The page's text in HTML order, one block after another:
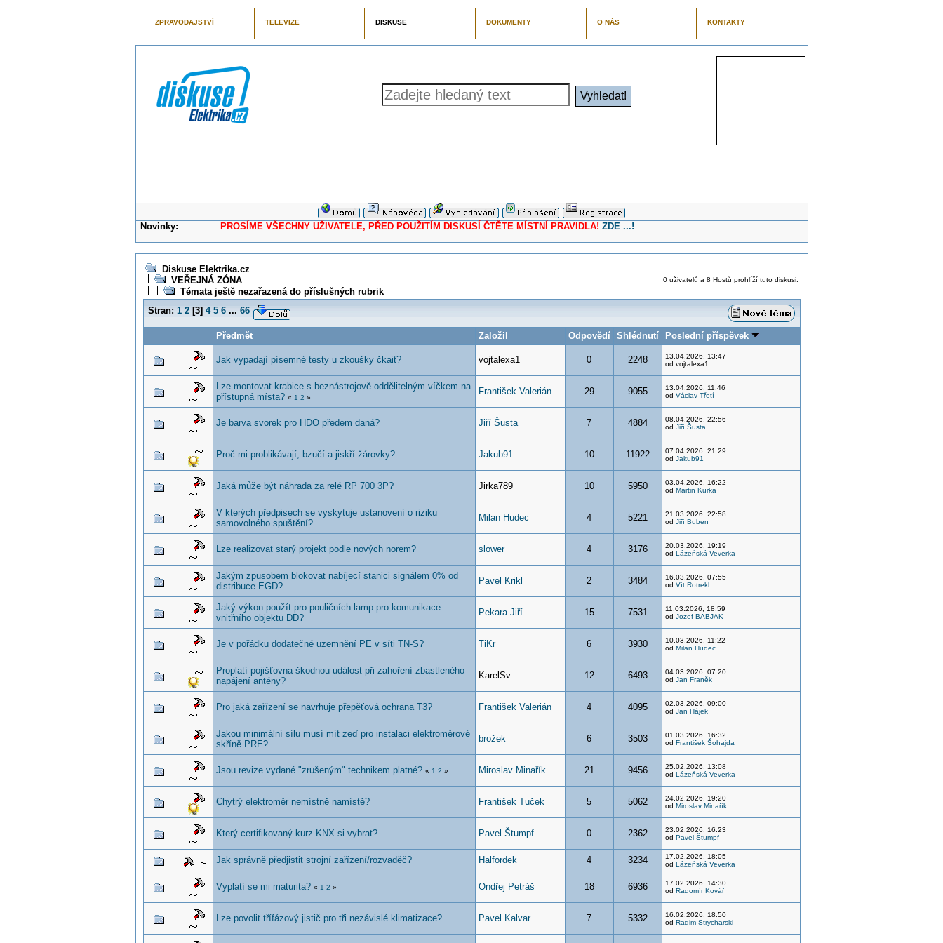
ZPRAVODAJSTVÍ TELEVIZE DISKUSE DOKUMENTY O NÁS KONTAKTY
Novinky: PROSÍME VŠECHNY UŽIVATELE, PŘED POUŽITÍM DISKUSÍ ČTĚTE MÍSTNÍ PRAVIDLA! ZDE ...!
Diskuse Elektrika.cz
VEŘEJNÁ ZÓNA
Témata ještě nezařazená do příslušných rubrik
0 uživatelů a 8 Hostů prohlíží tuto diskusi.
Stran: 1 2[3] 4 5 6 ... 66
Předmět Založil Odpovědí Shlédnutí Poslední příspěvek
Jak vypadají písemné testy u zkoušky čkait? vojtalexa1 0 2248
13.04.2026, 13:47
od vojtalexa1
Lze montovat krabice s beznástrojově oddělitelným víčkem na
přístupná místa? « 1 2 »
František Valerián 29 9055
13.04.2026, 11:46
od Václav Třetí
Je barva svorek pro HDO předem daná? Jiří Šusta 7 4884
08.04.2026, 22:56
od Jiří Šusta
Proč mi problikávají, bzučí a jiskří žárovky? Jakub91 10 11922
07.04.2026, 21:29
od Jakub91
Jaká může být náhrada za relé RP 700 3P? Jirka789 10 5950
03.04.2026, 16:22
od Martin Kurka
V kterých předpisech se vyskytuje ustanovení o riziku
samovolného spuštění?
Milan Hudec 4 5221
21.03.2026, 22:58
od Jiří Buben
Lze realizovat starý projekt podle nových norem? slower 4 3176
20.03.2026, 19:19
od Lázeňská Veverka
Jakým zpusobem blokovat nabíjecí stanici signálem 0% od
distribuce EGD?
Pavel Krikl 2 3484
16.03.2026, 07:55
od Vít Rotrekl
Jaký výkon použít pro pouličních lamp pro komunikace
vnitřního objektu DD?
Pekara Jiří 15 7531
11.03.2026, 18:59
od Jozef BABJAK
Je v pořádku dodatečné uzemnění PE v síti TN-S? TiKr 6 3930
10.03.2026, 11:22
od Milan Hudec
Proplatí pojišťovna škodnou událost při zahoření zbastleného
napájení antény?
KarelSv 12 6493
04.03.2026, 07:20
od Jan Franěk
Pro jaká zařízení se navrhuje přepěťová ochrana T3? František Valerián 4 4095
02.03.2026, 09:00
od Jan Hájek
Jakou minimální sílu musí mít zeď pro instalaci elektroměrové
skříně PRE?
brožek 6 3503
01.03.2026, 16:32
od František Šohajda
Jsou revize vydané "zrušeným" technikem platné? « 1 2 » Miroslav Minařík 21 9456
25.02.2026, 13:08
od Lázeňská Veverka
Chytrý elektroměr nemístně namístě? František Tuček 5 5062
24.02.2026, 19:20
od Miroslav Minařík
Který certifikovaný kurz KNX si vybrat? Pavel Štumpf 0 2362
23.02.2026, 16:23
od Pavel Štumpf
Jak správně předjistit strojní zařízení/rozvaděč? Halfordek 4 3234
17.02.2026, 18:05
od Lázeňská Veverka
Vyplatí se mi maturita? « 1 2 » Ondřej Petráš 18 6936
17.02.2026, 14:30
od Radomír Kovář
Lze povolit třífázový jistič pro tři nezávislé klimatizace? Pavel Kalvar 7 5332
16.02.2026, 18:50
od Radim Strycharski